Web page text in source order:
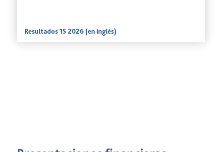
Resultados 1S 2026 (en inglés)